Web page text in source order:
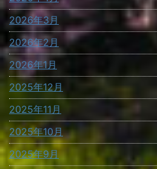
2026年3月
2026年2月
2026年1月
2025年12月
2025年11月
2025年10月
2025年9月